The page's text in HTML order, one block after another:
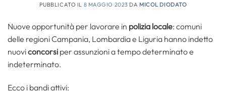
PUBBLICATO IL 8 MAGGIO 2023 DA MICOL DIODATO
Nuove opportunità per lavorare in polizia locale: comuni
delle regioni Campania, Lombardia e Liguria hanno indetto
nuoviconcorsi per assunzioni a tempo determinato e
indeterminato.
Ecco i bandi attivi: